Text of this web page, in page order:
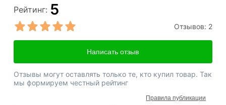
Рейтинг: 5
Отзывов: 2
Написать отзыв
Отзывы могут оставлять только те, кто купил товар. Так
мы формируем честный рейтинг
Правила публикации